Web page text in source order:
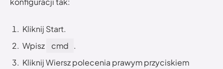
Kliknij Start.
Wpisz
cmd .
Kliknij Wiersz polecenia prawym przyciskiem